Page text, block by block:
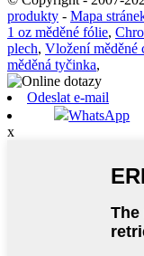
produkty - Mapa
1 oz měděné fólie,
plech, Vložení měděné
měděná tyčinka,
Odeslat e-mail
WhatsApp
x